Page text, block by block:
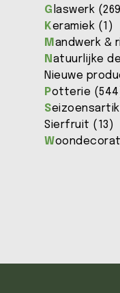
G laswerk
Keramiek (1)
M andwerk &
N atuurlijke
Nieuwe
Potterie
S
Sierfruit (13)
W